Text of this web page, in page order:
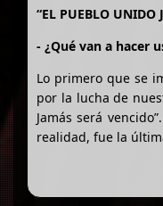
“EL PUEBLO UNIDO
- ¿Qué van a hacer
Lo primero que se
por la lucha de
Jamás será
realidad, fue la